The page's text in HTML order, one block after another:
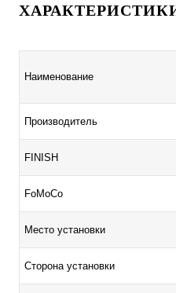
Наименование
Производитель
FINISH
FoMoCo
Место установки
Сторона установки